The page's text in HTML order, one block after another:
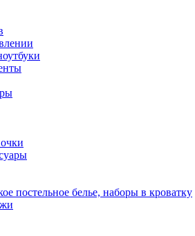
постельное белье, наборы в кроватку